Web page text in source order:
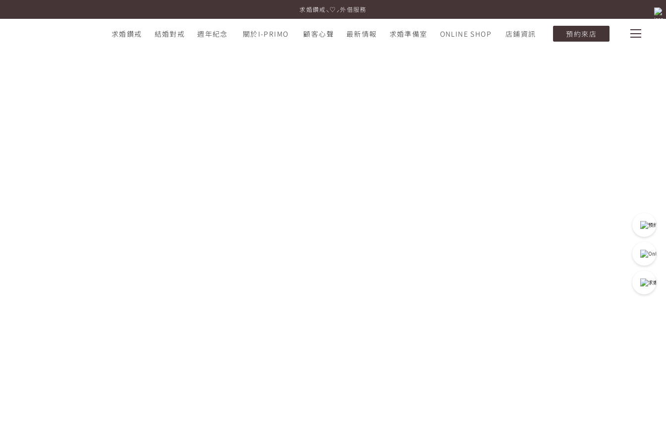
求婚鑽戒⸜♡⸝外借服務
I-PRIMO：結婚鑽石戒指專賣店
求婚鑽戒 結婚對戒 週年紀念 關於I-PRIMO 顧客心聲 最新情報 求婚準備室 ONLINE SHOP 店鋪資訊 預約來店